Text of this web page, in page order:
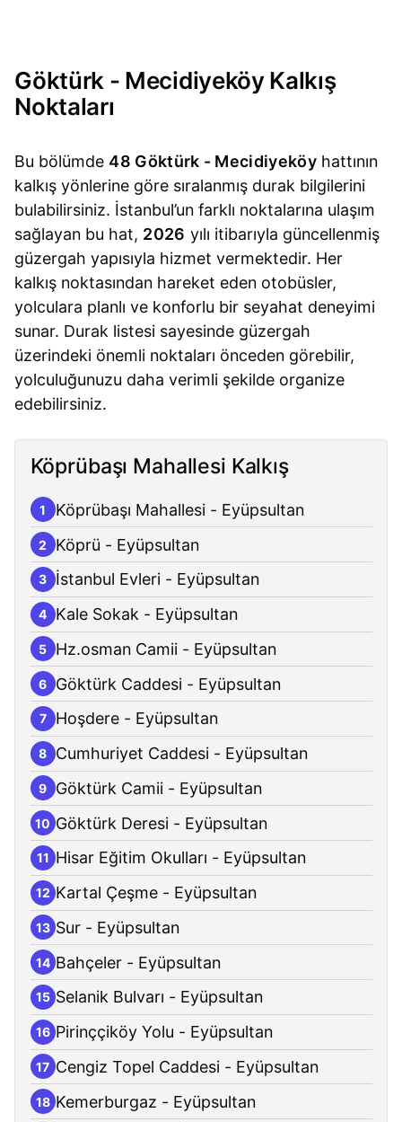
Göktürk - Mecidiyeköy Kalkış
Noktaları
Bu bölümde 48 Göktürk - Mecidiyeköy hattının
kalkış yönlerine göre sıralanmış durak bilgilerini
bulabilirsiniz. İstanbul’un farklı noktalarına ulaşım
sağlayan bu hat, 2026 yılı itibarıyla güncellenmiş
güzergah yapısıyla hizmet vermektedir. Her
kalkış noktasından hareket eden otobüsler,
yolculara planlı ve konforlu bir seyahat deneyimi
sunar. Durak listesi sayesinde güzergah
üzerindeki önemli noktaları önceden görebilir,
yolculuğunuzu daha verimli şekilde organize
edebilirsiniz.
Köprübaşı Mahallesi Kalkış
1 Köprübaşı Mahallesi - Eyüpsultan
2 Köprü - Eyüpsultan
3 İstanbul Evleri - Eyüpsultan
4 Kale Sokak - Eyüpsultan
5 Hz.osman Camii - Eyüpsultan
6 Göktürk Caddesi - Eyüpsultan
7 Hoşdere - Eyüpsultan
8 Cumhuriyet Caddesi - Eyüpsultan
9 Göktürk Camii - Eyüpsultan
10 Göktürk Deresi - Eyüpsultan
11 Hisar Eğitim Okulları - Eyüpsultan
12 Kartal Çeşme - Eyüpsultan
13 Sur - Eyüpsultan
14 Bahçeler - Eyüpsultan
15 Selanik Bulvarı - Eyüpsultan
16 Pirinççiköy Yolu - Eyüpsultan
17 Cengiz Topel Caddesi - Eyüpsultan
18 Kemerburgaz - Eyüpsultan